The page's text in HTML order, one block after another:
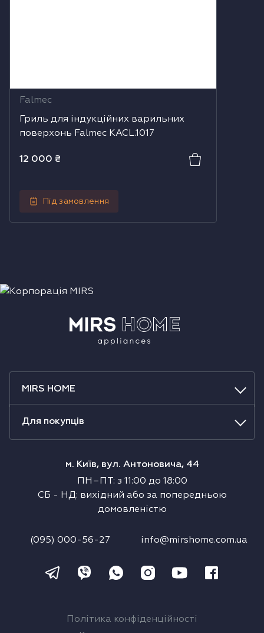
Falmec
Гриль для індукційних варильних
поверхонь Falmec KACL.1017
12 000 ₴
Під замовлення
MIRS HOME
Для покупців
м. Київ, вул. Антоновича, 44
ПН–ПТ : з 11:00 до 18:00
СБ - НД: вихідний або за попередньою
домовленістю
info@mirshome.com.ua
(095) 000-56-27
Політика конфіденційності